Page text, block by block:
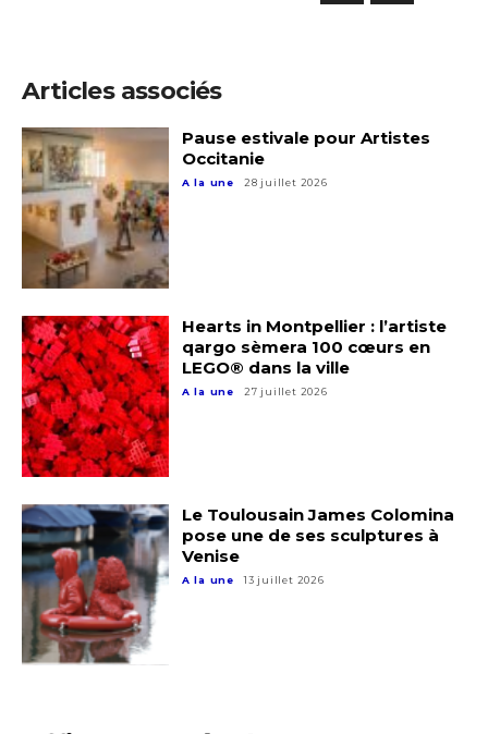
Articles associés
Pause estivale pour Artistes
Occitanie
A la une 28 juillet 2026
Hearts in Montpellier : l’artiste
qargo sèmera 100 cœurs en
LEGO® dans la ville
A la une 27 juillet 2026
Le Toulousain James Colomina
pose une de ses sculptures à
Venise
A la une 13 juillet 2026